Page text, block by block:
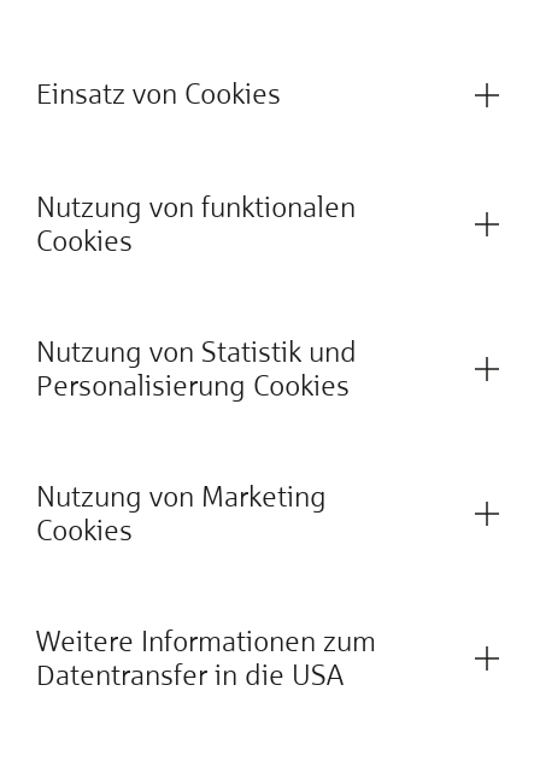
Einsatz von Cookies
Nutzung von funktionalen
Cookies
Nutzung von Statistik und
Personalisierung Cookies
Nutzung von Marketing
Cookies
Weitere Informationen zum
Datentransfer in die USA